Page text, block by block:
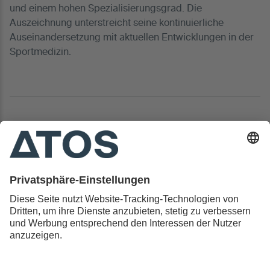
und einem hohen Spezialisierungsgrad. Die
Auszeichnung unterstreicht seine kontinuierliche
Auseinandersetzung mit aktuellen Entwicklungen in der
Sportmedizin.